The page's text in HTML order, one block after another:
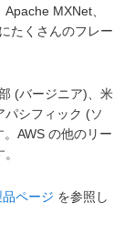
MXNet、
たくさんのフレー
(バージニア)、米
パシフィック (ソ
AWS の他のリー
品ページ を参照し